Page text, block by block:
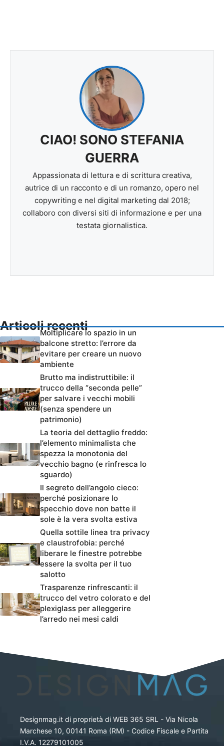
CIAO! SONO STEFANIA
GUERRA
Appassionata di lettura e di scrittura creativa,
autrice di un racconto e di un romanzo, opero nel
copywriting e nel digital marketing dal 2018;
collaboro con diversi siti di informazione e per una
testata giornalistica.
Articoli recenti
Moltiplicare lo spazio in un
balcone stretto: l’errore da
evitare per creare un nuovo
ambiente
Brutto ma indistruttibile: il
trucco della “seconda pelle”
per salvare i vecchi mobili
(senza spendere un
patrimonio)
La teoria del dettaglio freddo:
l’elemento minimalista che
spezza la monotonia del
vecchio bagno (e rinfresca lo
sguardo)
Il segreto dell’angolo cieco:
perché posizionare lo
specchio dove non batte il
sole è la vera svolta estiva
Quella sottile linea tra privacy
e claustrofobia: perché
liberare le finestre potrebbe
essere la svolta per il tuo
salotto
Trasparenze rinfrescanti: il
trucco del vetro colorato e del
plexiglass per alleggerire
l’arredo nei mesi caldi
Designmag.it di proprietà di WEB 365 SRL - Via Nicola
Marchese 10, 00141 Roma (RM) - Codice Fiscale e Partita
I.V.A. 12279101005